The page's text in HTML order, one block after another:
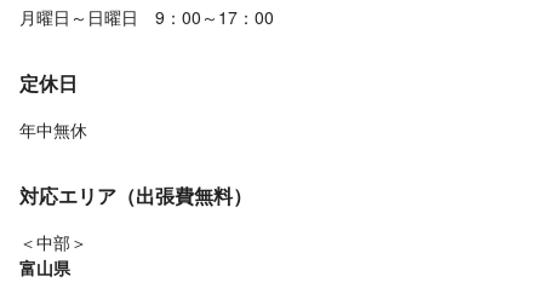
月曜日～日曜日 9：00～17：00
定休日
年中無休
対応エリア（出張費無料）
＜中部＞
富山県